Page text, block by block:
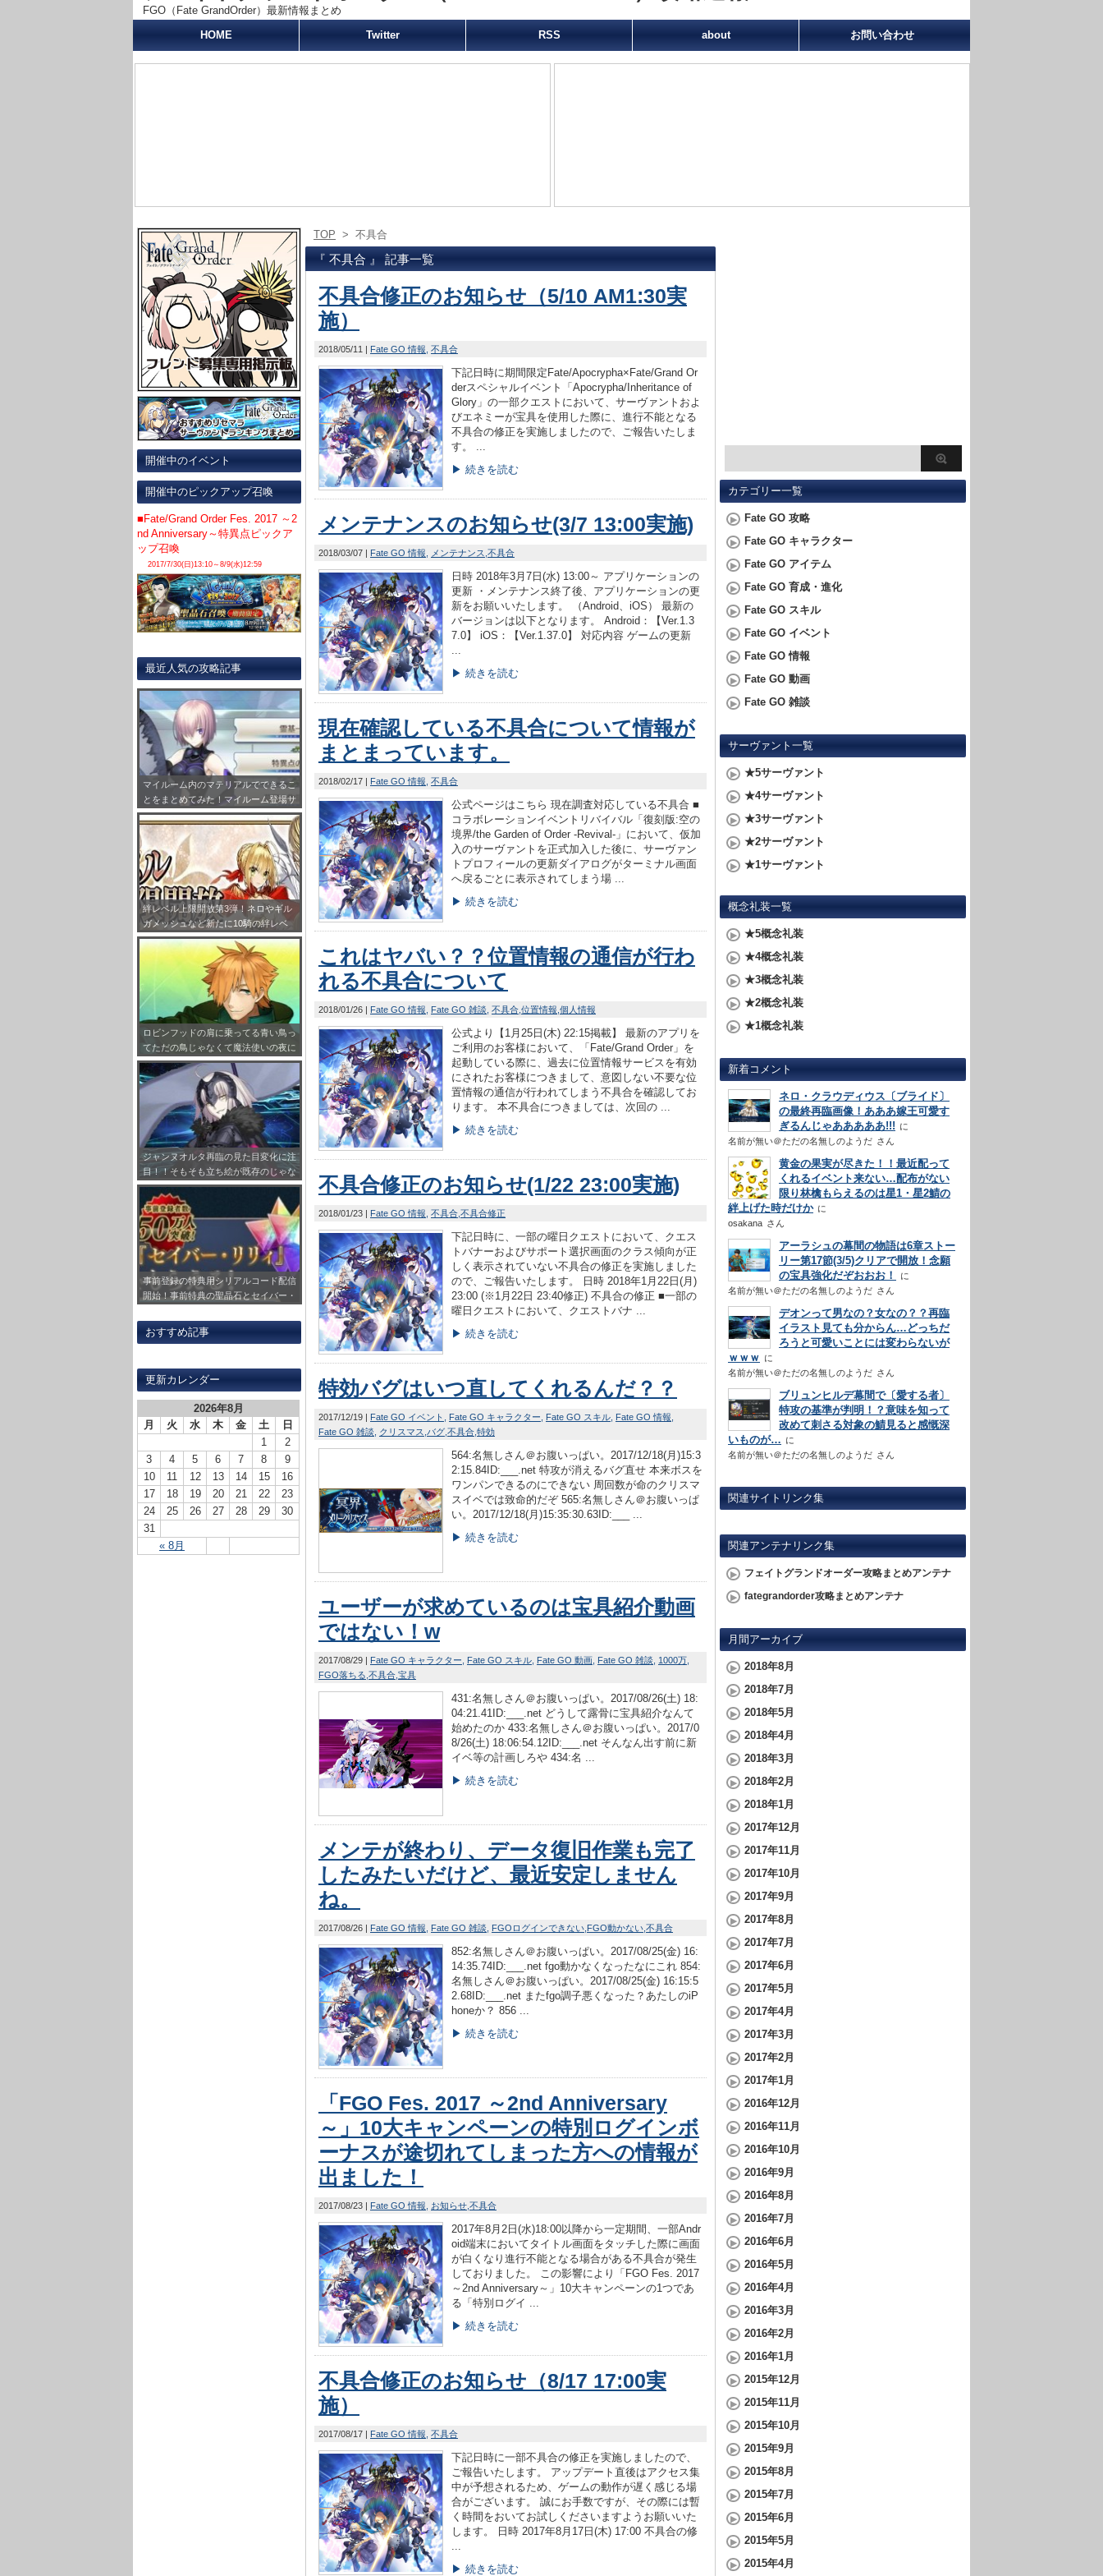
FGO（Fate GrandOrder）最新情報まとめ
HOME
Twitter RSS about お問い合わせ
開催中のイベント
開催中のピックアップ召喚
■Fate/Grand Order Fes. 2017 ～2
nd Anniversary～特異点ピックア
ップ召喚
2017/7/30(日)13:10～8/9(水)12:59
最近人気の攻略記事
マイルーム内のマテリアルでできるこ
とをまとめてみた！マイルーム登場サ
ーヴァント設定も！
絆レベル上限開放第3弾！ネロやギル
ガメッシュなど新たに10騎の絆レベ
ルが最大Lv.10まで開放!!
ロビンフッドの肩に乗ってる青い鳥っ
てただの鳥じゃなくて魔法使いの夜に
出てくるロビンなのな！ロビンonロ
ビンｗｗｗ
ジャンヌオルタ再臨の見た目変化に注
目！！そもそも立ち絵が既存のじゃな
く描き下ろしだっただけで不意打ちで
したｗｗｗ
事前登録の特典用シリアルコード配信
開始！事前特典の聖晶石とセイバー・
た！
おすすめ記事
更新カレンダー
2026年8月
月
火 水 木 金 土 日
« 8月
1
2
3
4 5 6 7 8
9
10
11 12 13 14 15
16
17
18 19 20 21 22
23
24
25 26 27 28 29
30
31
TOP > 不具合
『 不具合 』 記事一覧
不具合修正のお知らせ（5/10 AM1:30実
施）
2018/05/11 Fate GO 情報 不具合
下記日時に期間限定Fate/Apocrypha×Fate/Grand Or
derスペシャルイベント「Apocrypha/Inheritance of
Glory」の一部クエストにおいて、サーヴァントおよ
びエネミーが宝具を使用した際に、進行不能となる
不具合の修正を実施しましたので、ご報告いたしま
す。 ...
▶ 続きを読む
メンテナンスのお知らせ(3/7 13:00実施)
2018/03/07 Fate GO 情報 メンテナンス 不具合
日時 2018年3月7日(水) 13:00～ アプリケーションの
更新 ・メンテナンス終了後、アプリケーションの更
新をお願いいたします。 （Android、iOS） 最新の
バージョンは以下となります。 Android：【Ver.1.3
7.0】 iOS：【Ver.1.37.0】 対応内容 ゲームの更新
...
▶ 続きを読む
現在確認している不具合について情報が
まとまっています。
2018/02/17 Fate GO 情報 不具合
公式ページはこちら 現在調査対応している不具合 ■
コラボレーションイベントリバイバル「復刻版:空の
境界/the Garden of Order -Revival-」において、仮加
入のサーヴァントを正式加入した後に、サーヴァン
トプロフィールの更新ダイアログがターミナル画面
へ戻るごとに表示されてしまう場 ...
▶ 続きを読む
これはヤバい？？位置情報の通信が行わ
れる不具合について
2018/01/26 Fate GO 情報 Fate GO 雑談 不具合 位置情報 個人情報
公式より【1月25日(木) 22:15掲載】 最新のアプリを
ご利用のお客様において、「Fate/Grand Order」を
起動している際に、過去に位置情報サービスを有効
にされたお客様につきまして、意図しない不要な位
置情報の通信が行われてしまう不具合を確認してお
ります。 本不具合につきましては、次回の ...
▶ 続きを読む
不具合修正のお知らせ(1/22 23:00実施)
2018/01/23 Fate GO 情報 不具合 不具合修正
下記日時に、一部の曜日クエストにおいて、クエス
トバナーおよびサポート選択画面のクラス傾向が正
しく表示されていない不具合の修正を実施しました
ので、ご報告いたします。 日時 2018年1月22日(月)
23:00 (※1月22日 23:40修正) 不具合の修正 ■一部の
曜日クエストにおいて、クエストバナ ...
▶ 続きを読む
特効バグはいつ直してくれるんだ？？
2017/12/19 Fate GO イベント Fate GO キャラクター Fate GO スキル Fate GO 情報
Fate GO 雑談 クリスマス バグ 不具合 特効
564:名無しさん＠お腹いっぱい。2017/12/18(月)15:3
2:15.84ID:___.net 特攻が消えるバグ直せ 本来ボスを
ワンパンできるのにできない 周回数が命のクリスマ
スイベでは致命的だぞ 565:名無しさん＠お腹いっぱ
い。2017/12/18(月)15:35:30.63ID:___ ...
▶ 続きを読む
ユーザーが求めているのは宝具紹介動画
ではない！w
2017/08/29 Fate GO キャラクター Fate GO スキル Fate GO 動画 Fate GO 雑談 1000万
FGO落ちる 不具合 宝具
431:名無しさん＠お腹いっぱい。2017/08/26(土) 18:
04:21.41ID:___.net どうして露骨に宝具紹介なんて
始めたのか 433:名無しさん＠お腹いっぱい。2017/0
8/26(土) 18:06:54.12ID:___.net そんなん出す前に新
イベ等の計画しろや 434:名 ...
▶ 続きを読む
メンテが終わり、データ復旧作業も完了
したみたいだけど、最近安定しません
ね。
2017/08/26 Fate GO 情報 Fate GO 雑談 FGOログインできない FGO動かない 不具合
852:名無しさん＠お腹いっぱい。2017/08/25(金) 16:
14:35.74ID:___.net fgo動かなくなったなにこれ 854:
名無しさん＠お腹いっぱい。2017/08/25(金) 16:15:5
2.68ID:___.net またfgo調子悪くなった？あたしのiP
honeか？ 856 ...
▶ 続きを読む
「FGO Fes. 2017 ～2nd Anniversary
～」10大キャンペーンの特別ログインボ
ーナスが途切れてしまった方への情報が
出ました！
2017/08/23 Fate GO 情報 お知らせ 不具合
2017年8月2日(水)18:00以降から一定期間、一部Andr
oid端末においてタイトル画面をタッチした際に画面
が白くなり進行不能となる場合がある不具合が発生
しておりました。 この影響により「FGO Fes. 2017
～2nd Anniversary～」10大キャンペーンの1つであ
る「特別ログイ ...
▶ 続きを読む
不具合修正のお知らせ（8/17 17:00実
施）
2017/08/17 Fate GO 情報 不具合
下記日時に一部不具合の修正を実施しましたので、
ご報告いたします。 アップデート直後はアクセス集
中が予想されるため、ゲームの動作が遅く感じる場
合がございます。 誠にお手数ですが、その際には暫
く時間をおいてお試しくださいますようお願いいた
します。 日時 2017年8月17日(木) 17:00 不具合の修
...
▶ 続きを読む
カテゴリー一覧
Fate GO 攻略
Fate GO キャラクター
Fate GO アイテム
Fate GO 育成・進化
Fate GO スキル
Fate GO イベント
Fate GO 情報
Fate GO 動画
Fate GO 雑談
サーヴァント一覧
★5サーヴァント
★4サーヴァント
★3サーヴァント
★2サーヴァント
★1サーヴァント
概念礼装一覧
★5概念礼装
★4概念礼装
★3概念礼装
★2概念礼装
★1概念礼装
新着コメント
ネロ・クラウディウス〔ブライド〕
の最終再臨画像！あああ嫁王可愛す
ぎるんじゃあああああ!!!
名前が無い＠ただの名無しのようだ さん
黄金の果実が尽きた！！最近配って
くれるイベント来ない…配布がない
限り林檎もらえるのは星1・星2鯖の
絆上げた時だけか
osakana さん
アーラシュの幕間の物語は6章ストー
リー第17節(3/5)クリアで開放！念願
の宝具強化だぞおおお！
名前が無い＠ただの名無しのようだ さん
デオンって男なの？女なの？？再臨
イラスト見ても分からん…どっちだ
ろうと可愛いことには変わらないが
ｗｗｗ
名前が無い＠ただの名無しのようだ さん
ブリュンヒルデ幕間で〔愛する者〕
特攻の基準が判明！？意味を知って
改めて刺さる対象の鯖見ると感慨深
いものが…
名前が無い＠ただの名無しのようだ さん
関連サイトリンク集
関連アンテナリンク集
フェイトグランドオーダー攻略まとめアンテナ
fategrandorder攻略まとめアンテナ
月間アーカイブ
2018年8月
2018年7月
2018年5月
2018年4月
2018年3月
2018年2月
2018年1月
2017年12月
2017年11月
2017年10月
2017年9月
2017年8月
2017年7月
2017年6月
2017年5月
2017年4月
2017年3月
2017年2月
2017年1月
2016年12月
2016年11月
2016年10月
2016年9月
2016年8月
2016年7月
2016年6月
2016年5月
2016年4月
2016年3月
2016年2月
2016年1月
2015年12月
2015年11月
2015年10月
2015年9月
2015年8月
2015年7月
2015年6月
2015年5月
2015年4月